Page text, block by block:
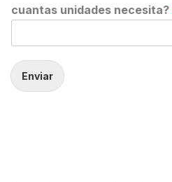
cuantas unidades necesita?
Enviar